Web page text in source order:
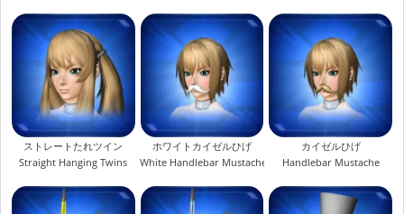
ストレートたれツイン
Straight Hanging Twins
ホワイトカイゼルひげ
White Handlebar Mustache
カイゼルひげ
Handlebar Mustache